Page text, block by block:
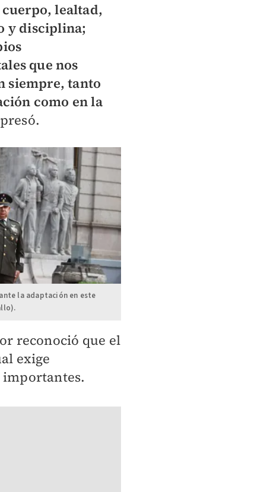
lealtad,
y disciplina;
que nos
siempre, tanto
como en la
la adaptación en este
reconoció que el
exige
importantes.